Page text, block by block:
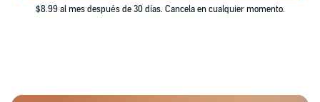
$8.99 al mes después de 30 días. Cancela en cualquier momento.